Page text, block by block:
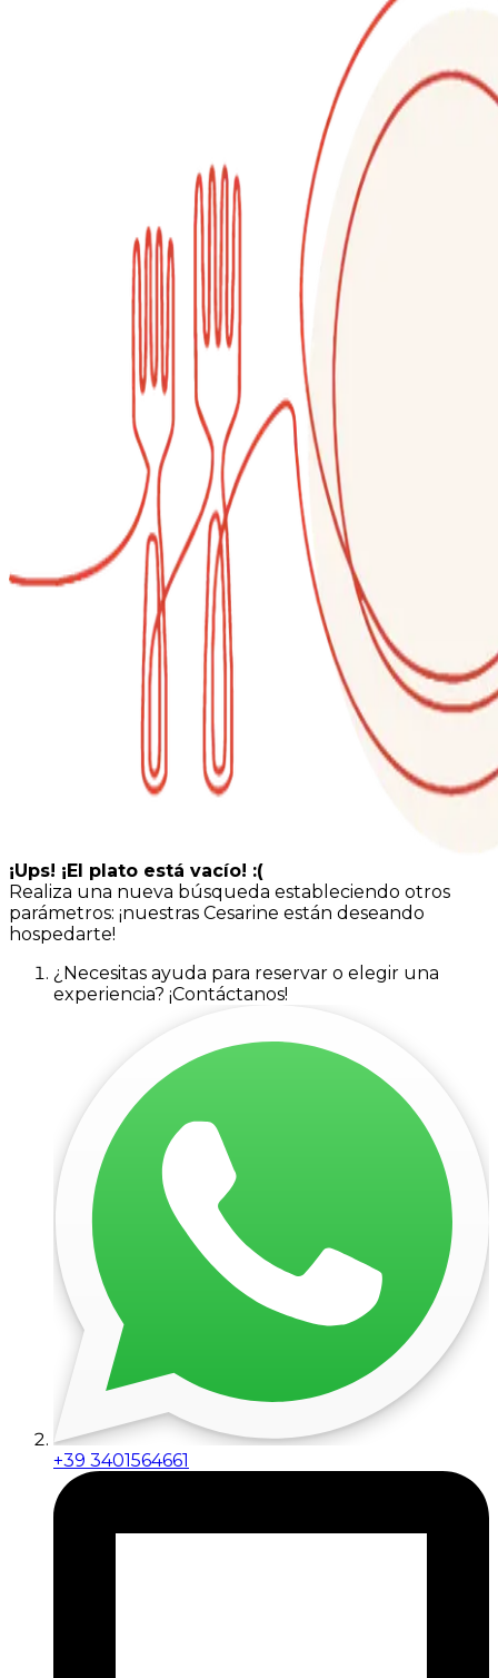
¡Ups! ¡El plato está vacío! :(
Realiza una nueva búsqueda estableciendo otros
parámetros: ¡nuestras Cesarine están deseando
hospedarte!
¿Necesitas ayuda para reservar o elegir una
experiencia? ¡Contáctanos!
+39 3401564661